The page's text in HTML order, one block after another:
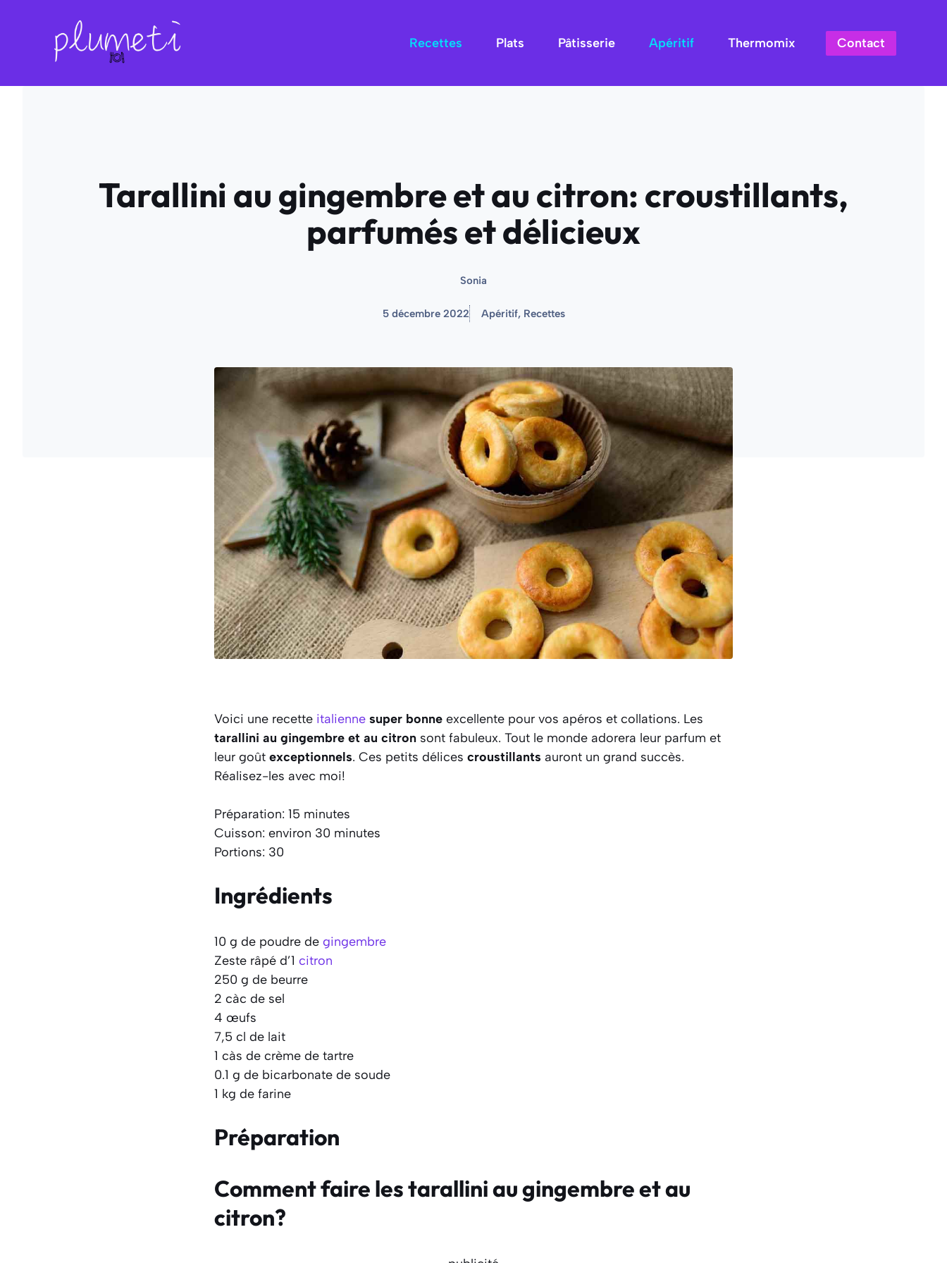
Recettes Plats Pâtisserie Apéritif Thermomix Contact
Tarallini au gingembre et au citron: croustillants,
parfumés et délicieux
Sonia
5 décembre 2022 Apéritif, Recettes
Voici une recette italienne super bonne excellente pour vos apéros et collations. Les
tarallini au gingembre et au citron sont fabuleux. Tout le monde adorera leur parfum et
leur goût exceptionnels. Ces petits délices croustillants auront un grand succès.
Réalisez-les avec moi!
Préparation: 15 minutes
Cuisson: environ 30 minutes
Portions: 30
Ingrédients
10 g de poudre de gingembre
Zeste râpé d’1 citron
250 g de beurre
2 càc de sel
4 œufs
7,5 cl de lait
1 càs de crème de tartre
0.1 g de bicarbonate de soude
1 kg de farine
Préparation
Comment faire les tarallini au gingembre et au
citron?